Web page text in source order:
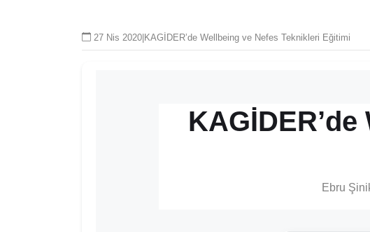
27 Nis 2020|KAGİDER’de Wellbeing ve Nefes Teknikleri Eğitimi
Ebru